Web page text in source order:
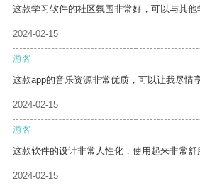
这款学习软件的社区氛围非常好，可以与其他
2024-02-15
游客
这款app的音乐资源非常优质，可以让我尽情
2024-02-15
游客
这款软件的设计非常人性化，使用起来非常舒
2024-02-15